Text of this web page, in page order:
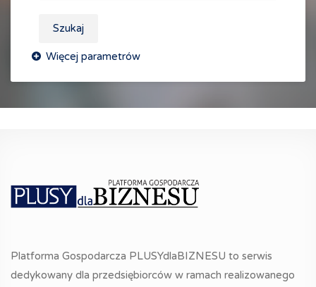
Szukaj
Platforma Gospodarcza PLUSYdlaBIZNESU to serwis
dedykowany dla przedsiębiorców w ramach realizowanego